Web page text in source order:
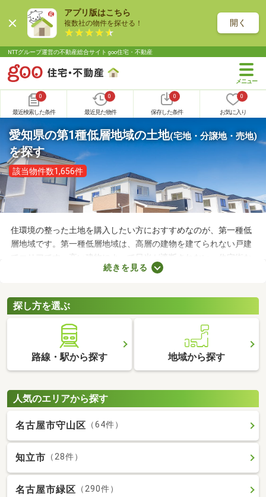
アプリ版はこちら
複数社の物件を探せる！ 開く
NTTグループ運営の不動産総合サイト goo住宅・不動産
0
最近検索した条件
0
最近見た物件
0
保存した条件
0
お気に入り
愛知県の第1種低層地域の土地(宅地・分譲地・売地)
を探す
該当物件数1,656件
住環境の整った土地を購入したい方におすすめなのが、第一種低
層地域です。第一種低層地域は、高層の建物を建てられない戸建
てエリアです。高い建物によって日光が遮断されない、住宅街な
ので騒音トラブルが少ないなどのメリットがある地域なので、住
するので、引っ越しを検討している方はぜひチェックしてみてく
ださいね。
続きを見る
探し方を選ぶ
路線・駅から探す 地域から探す
人気のエリアから探す
名古屋市守山区 （64件）
知立市 （28件）
名古屋市緑区 （290件）